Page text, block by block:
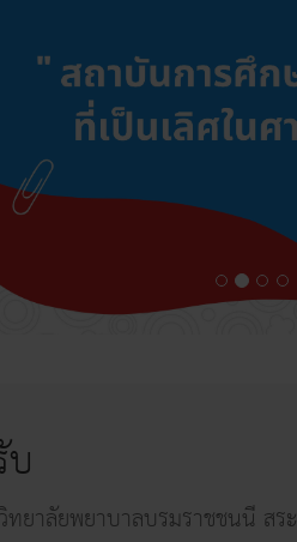
ทยาลัยพยาบาลบรมราชชนนี ส